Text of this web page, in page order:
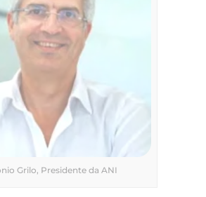
Grilo, Presidente da ANI